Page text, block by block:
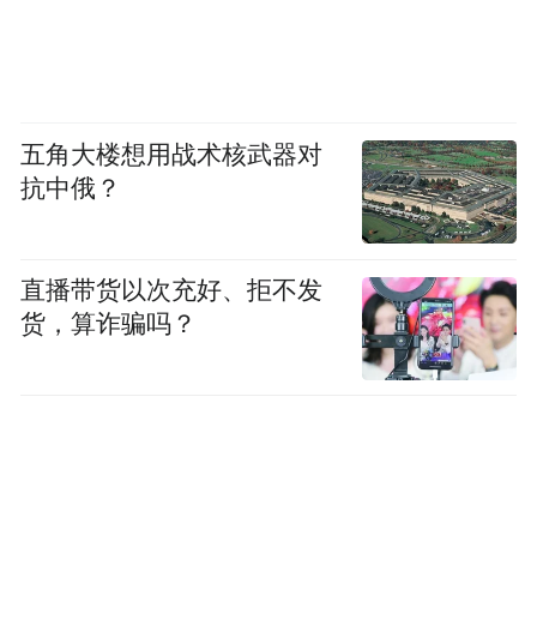
五角大楼想用战术核武器对
抗中俄？
直播带货以次充好、拒不发
货，算诈骗吗？